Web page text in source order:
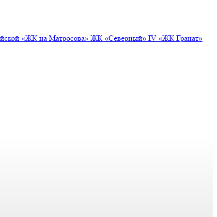
«ЖК на Матросова» ЖК «Северный» IV «ЖК Гранат»